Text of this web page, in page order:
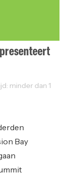
minder dan 1
Bay